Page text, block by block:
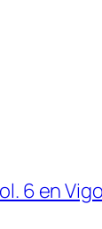
6 en Vigo